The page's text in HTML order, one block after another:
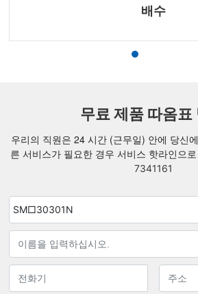
배수
무료 제품 따옴표
우리의 직원은 24 시간 (근무일) 안에 당신
른 서비스가 필요한 경우 서비스 핫라인으
7341161
SM□30301N